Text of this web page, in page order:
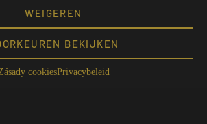
WEIGEREN
BEKIJKEN
cookiesPrivacybeleid